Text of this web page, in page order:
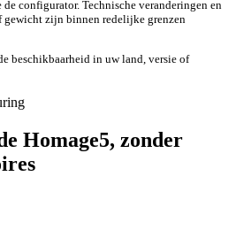
configurator. Technische veranderingen en
zijn binnen redelijke grenzen
beschikbaarheid in uw land, versie of
Homage5, zonder